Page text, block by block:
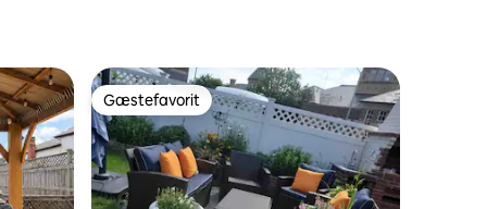
Gæstefavorit
Gæstefavorit